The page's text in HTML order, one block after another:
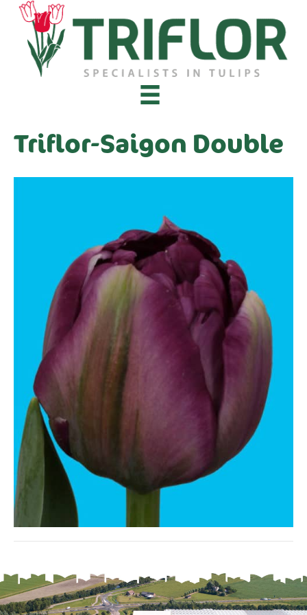
Triflor-Saigon Double